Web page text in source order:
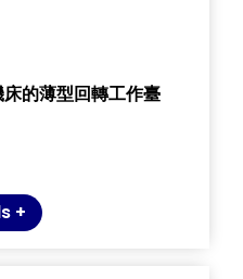
的薄型回轉工作臺
+